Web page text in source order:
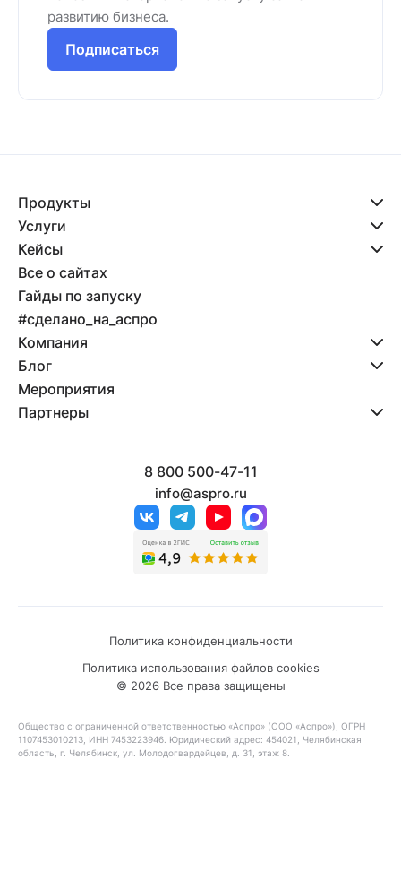
развитию бизнеса.
Подписаться
Продукты
Услуги
Кейсы
Все о сайтах
Гайды по запуску
#сделано_на_аспро
Компания
Блог
Мероприятия
Партнеры
8 800 500-47-11
info@aspro.ru
© 2026 Все права защищены
Политика конфиденциальности
Политика использования файлов cookies
Общество с ограниченной ответственностью «Аспро» (ООО «Аспро»), ОГРН
1107453010213, ИНН 7453223946. Юридический адрес: 454021, Челябинская
область, г. Челябинск, ул. Молодогвардейцев, д. 31, этаж 8.